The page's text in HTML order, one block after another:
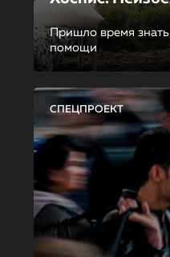
Пришло время
помощи
СПЕЦПРОЕКТ